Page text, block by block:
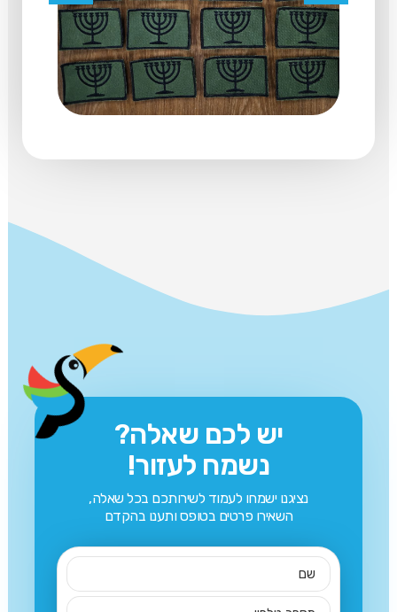
יש לכם שאלה?
נשמח לעזור!
נציגנו ישמחו לעמוד לשירותכם בכל שאלה,
השאירו פרטים בטופס ותענו בהקדם